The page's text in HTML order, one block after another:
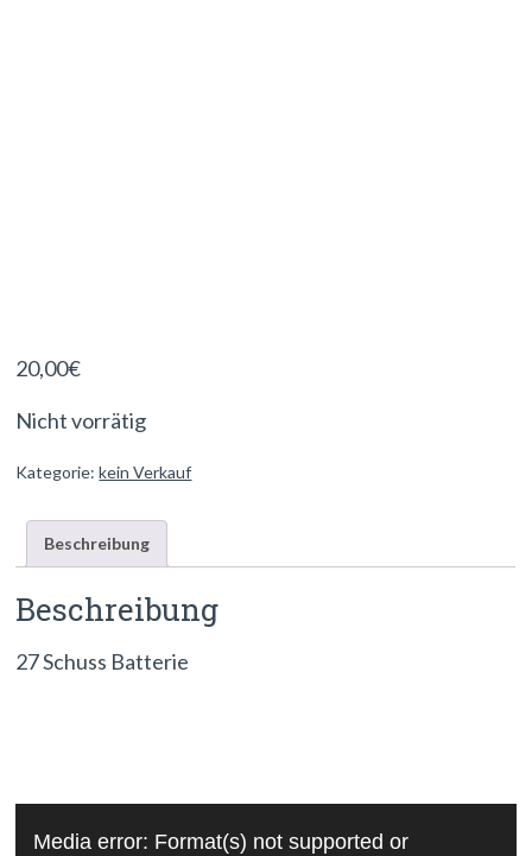
20,00€
Nicht vorrätig
Kategorie:kein Verkauf
Beschreibung
Beschreibung
27 Schuss Batterie
Player
Media error: Format(s) not supported or